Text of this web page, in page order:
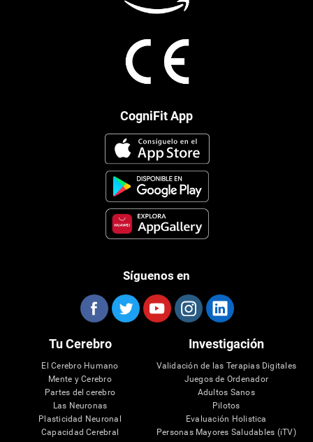
CogniFit App
Síguenos en
Tu Cerebro
El Cerebro Humano
Mente y Cerebro
Partes del cerebro
Las Neuronas
Plasticidad Neuronal
Capacidad Cerebral
Investigación
Validación de las Terapias Digitales
Juegos de Ordenador
Adultos Sanos
Pilotos
Evaluación Holistica
Personas Mayores Saludables (iTV)